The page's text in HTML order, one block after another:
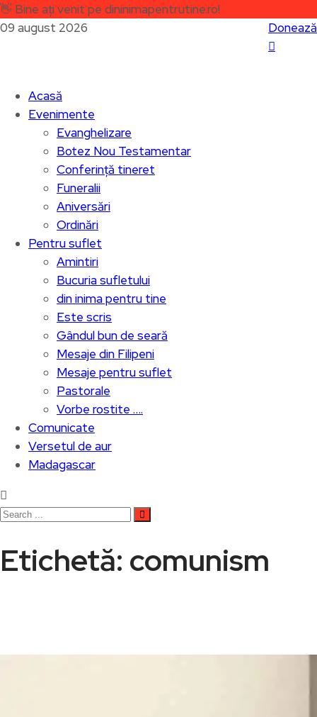
👋 Bine ați venit pe dininimapentrutine.ro!
09 august 2026
Donează
Acasă
Evenimente
Evanghelizare
Botez Nou Testamentar
Conferință tineret
Funeralii
Aniversări
Ordinări
Pentru suflet
Amintiri
Bucuria sufletului
din inima pentru tine
Este scris
Gândul bun de seară
Mesaje din Filipeni
Mesaje pentru suflet
Pastorale
Vorbe rostite ….
Comunicate
Versetul de aur
Madagascar
Etichetă: comunism